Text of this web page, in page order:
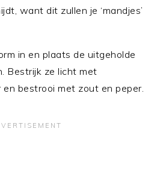
want dit zullen je ‘mandjes’
in en plaats de uitgeholde
Bestrijk ze licht met
bestrooi met zout en peper.